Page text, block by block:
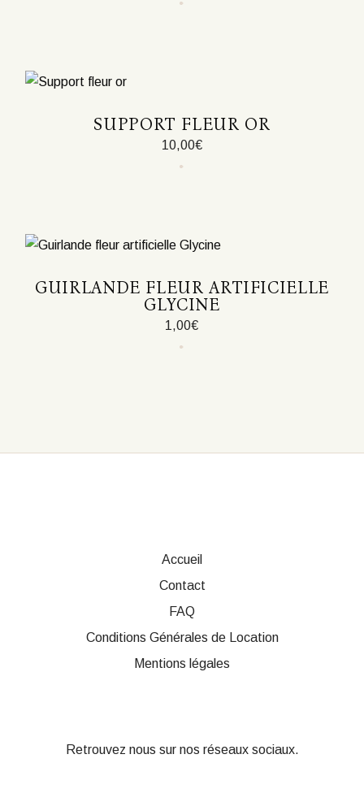
Ce
choisies
sur
la
page
SUPPORT FLEUR OR
10,00€
GUIRLANDE FLEUR ARTIFICIELLE
GLYCINE
1,00€
Accueil
Contact
FAQ
Conditions Générales de Location
Mentions légales
Retrouvez nous sur nos réseaux sociaux.